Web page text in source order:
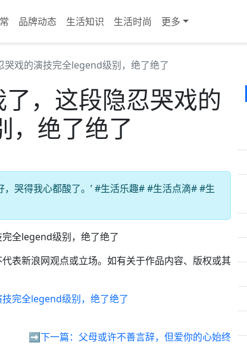
品牌动态 生活知识 生活时尚 更多
戏的演技完全legend级别，绝了绝了
，这段隐忍哭戏的
，绝了绝了
哭得我心都酸了。’ #生活乐趣# #生活点滴# #生
全legend级别，绝了绝了
表新浪网观点或立场。如有关于作品内容、版权或其
完全legend级别，绝了绝了
➡️下一篇： 父母或许不善言辞，但爱你的心始终